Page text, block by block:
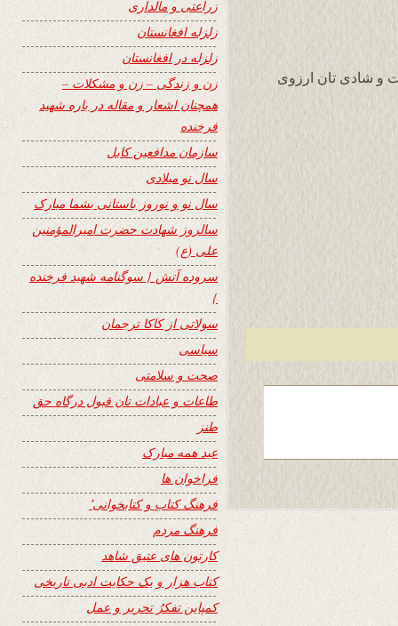
و شادی تان ارزوی
زراعتی و مالداری
زلزله افغانستان
زلزله در افغانستان
زن و زندگی – زن و مشکلات –
همچنان اشعار و مقاله در باره شهید
فرخنده
سازمان مدافعین کابل
سال نو میلادی
سال نو و نوروز باستانی بشما مبارک
سالروز شهادت حضرت امیرالمؤمنین
علی (ع)
سروده آتش { سوگنامه شهید فرخنده
}
سولاتی از کاکا ترجمان
سیاسی
صحت و سلامتی
طاعات و عبادات تان قبول درگاه حق
طنز
عید همه مبارک
فراخوان ها
فرهنگ کتاب و کتابخوانی٬
فرهنگ مردم
کارتون های عتیق شاهد
کتاب هزار و یک حکایت ادبی تاریخی
کمپاین تفکرُ تحریر و عمل